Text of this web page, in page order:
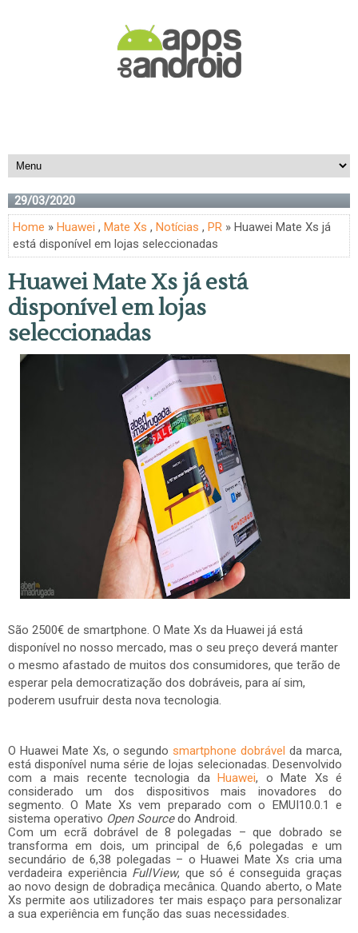
29/03/2020
Home » Huawei , Mate Xs , Notícias , PR » Huawei Mate Xs já
está disponível em lojas seleccionadas
Huawei Mate Xs já está
disponível em lojas
seleccionadas
São 2500€ de smartphone. O Mate Xs da Huawei já está
disponível no nosso mercado, mas o seu preço deverá manter
o mesmo afastado de muitos dos consumidores, que terão de
esperar pela democratização dos dobráveis, para aí sim,
poderem usufruir desta nova tecnologia.
O Huawei Mate Xs, o segundosmartphone dobrável da marca,
está disponível numa série de lojas selecionadas. Desenvolvido
com a mais recente tecnologia da Huawei, o Mate Xs é
considerado um dos dispositivos mais inovadores do
segmento.O Mate Xs vem preparado com o EMUI10.0.1 e
sistema operativo Open Sourcedo Android.
Com um ecrã dobrável de 8 polegadas – que dobrado se
transforma em dois, um principal de 6,6 polegadas e um
secundário de 6,38 polegadas – o Huawei Mate Xs cria uma
verdadeira experiência FullView, que só é conseguida graças
ao novo design de dobradiça mecânica.Quando aberto, o Mate
Xs permite aos utilizadores ter mais espaço para personalizar
a sua experiência em função das suas necessidades.